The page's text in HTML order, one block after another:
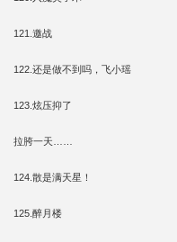
121.邀战
122.还是做不到吗，飞小瑶
123.炫压抑了
拉胯一天……
124.散是满天星！
125.醉月楼